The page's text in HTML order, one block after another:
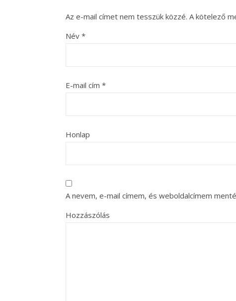
Az e-mail címet nem tesszük közzé. A kötelező
Név *
E-mail cím *
Honlap
A nevem, e-mail címem, és weboldalcímem
Hozzászólás